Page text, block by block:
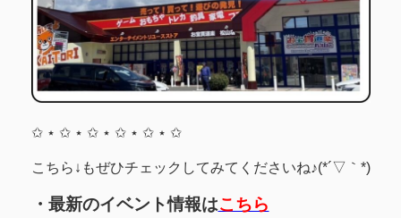
✩ ⋆ ✩ ⋆ ✩ ⋆ ✩ ⋆ ✩ ⋆ ✩
こちら↓もぜひチェックしてみてくださいね♪(*´▽｀*)
・最新のイベント情報はこちら